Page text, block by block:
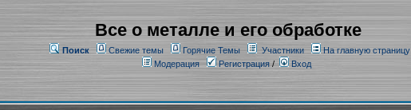
Все о металле и его обработке
Поиск Свежие темы Горячие Темы Участники
На главную страницу
Модерация
Регистрация/ Вход